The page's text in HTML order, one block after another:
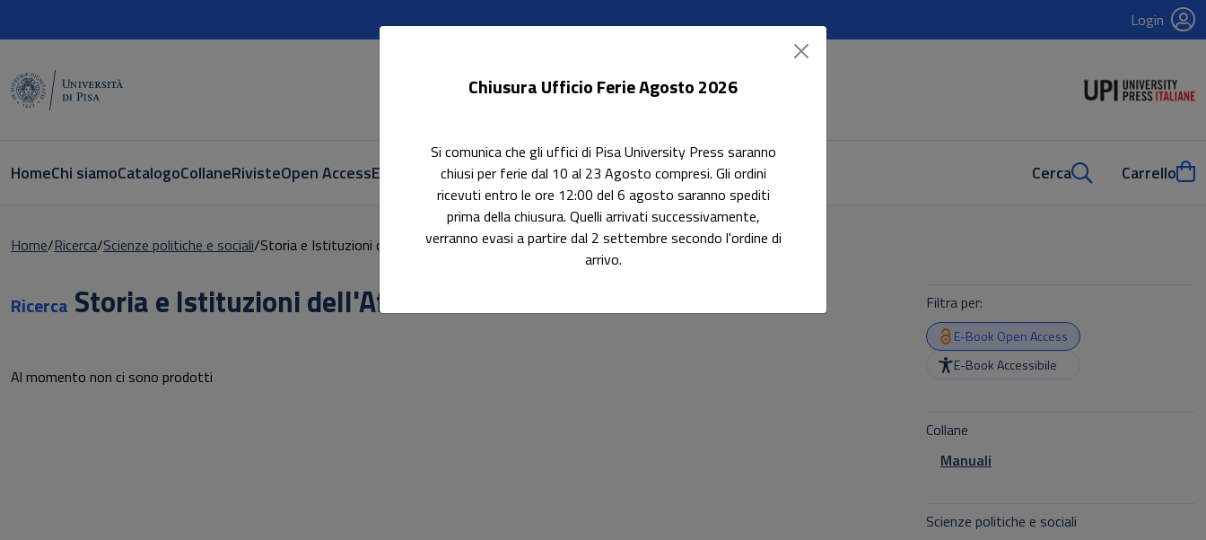
Login
HomeChi siamoCatalogoCollaneRivisteOpen AccessE-book AccessibiliIn evidenzaPubblica con noi Cerca Carrello
Home Ricerca Scienze politiche e sociali Storia e Istituzioni dell'Africa 14/GSPS-04
Ricerca Storia e Istituzioni dell'Africa 14/GSPS-04
Al momento non ci sono prodotti
Filtra per:
E-Book Open Access
E-Book Accessibile
Collane
Manuali
Scienze politiche e sociali
Chiusura Ufficio Ferie Agosto 2026
Si comunica che gli uffici di Pisa University Press saranno
chiusi per ferie dal 10 al 23 Agosto compresi. Gli ordini
ricevuti entro le ore 12:00 del 6 agosto saranno spediti
prima della chiusura. Quelli arrivati successivamente,
verranno evasi a partire dal 2 settembre secondo l'ordine di
arrivo.